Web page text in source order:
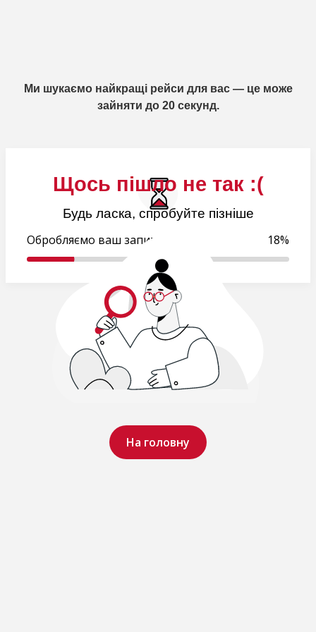
Щось пішло не так :(
Будь ласка, спробуйте пізніше
На головну
Ми шукаємо найкращі рейси для вас — це може
зайняти до 20 секунд.
Обробляємо ваш запит.. 18%